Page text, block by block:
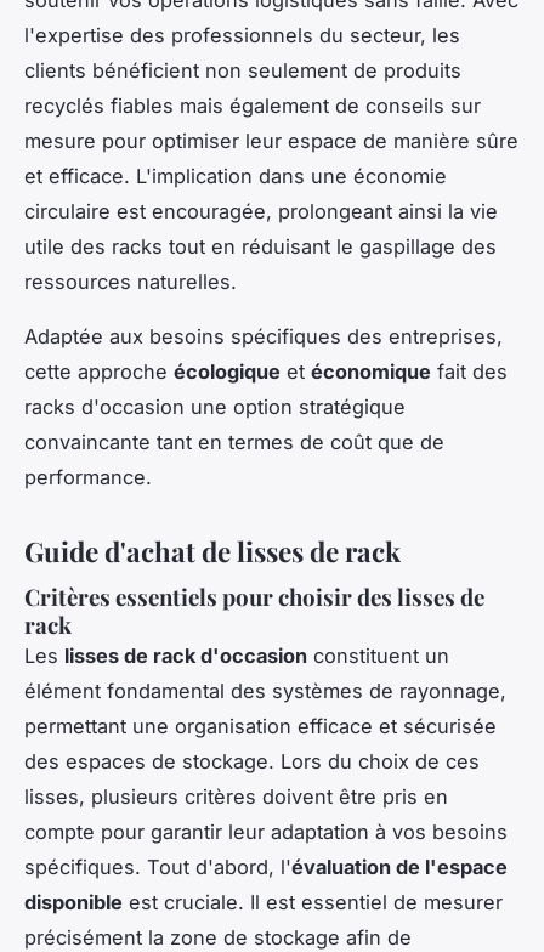
l'expertise des professionnels du secteur, les
clients bénéficient non seulement de produits
recyclés fiables mais également de conseils sur
mesure pour optimiser leur espace de manière sûre
et efficace. L'implication dans une économie
circulaire est encouragée, prolongeant ainsi la vie
utile des racks tout en réduisant le gaspillage des
ressources naturelles.
Adaptée aux besoins spécifiques des entreprises,
cette approche écologique et économique fait des
racks d'occasion une option stratégique
convaincante tant en termes de coût que de
performance.
Guide d'achat de lisses de rack
Critères essentiels pour choisir des lisses de
rack
Les lisses de rack d'occasion constituent un
élément fondamental des systèmes de rayonnage,
permettant une organisation efficace et sécurisée
des espaces de stockage. Lors du choix de ces
lisses, plusieurs critères doivent être pris en
compte pour garantir leur adaptation à vos besoins
spécifiques. Tout d'abord, l'évaluation de l'espace
disponible est cruciale. Il est essentiel de mesurer
précisément la zone de stockage afin de